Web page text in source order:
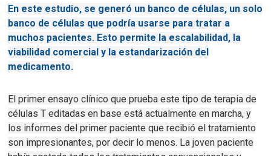
En este estudio, se generó un banco de células, un solo
banco de células que podría usarse para tratar a
muchos pacientes. Esto permite la escalabilidad, la
viabilidad comercial y la estandarización del
medicamento.
El primer ensayo clínico que prueba este tipo de terapia de
células T editadas en base está actualmente en marcha, y
los informes del primer paciente que recibió el tratamiento
son impresionantes, por decir lo menos. La joven paciente